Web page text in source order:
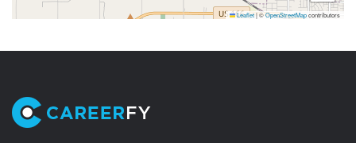
Leaflet|©OpenStreetMapcontributors